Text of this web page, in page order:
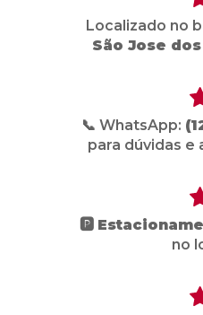
Localizado no
São Jose
📞 WhatsApp:
para dúvidas e
🅿️
no